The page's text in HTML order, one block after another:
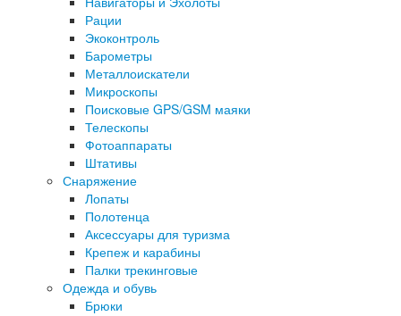
Рации
Экоконтроль
Барометры
Металлоискатели
Микроскопы
Поисковые GPS/GSM маяки
Телескопы
Фотоаппараты
Штативы
Снаряжение
Лопаты
Полотенца
Аксессуары для туризма
Крепеж и карабины
Палки трекинговые
Одежда и обувь
Брюки